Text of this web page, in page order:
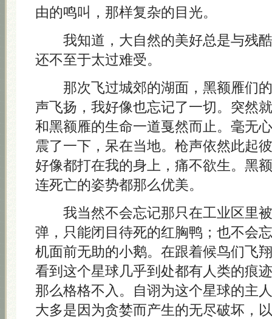
由的鸣叫，那样复杂的目光。
我知道，大自然的美好总是与残酷
还不至于太过难受。
那次飞过城郊的湖面，黑额雁们的
声飞扬，我好像也忘记了一切。突然
和黑额雁的生命一道戛然而止。毫无
震了一下，呆在当地。枪声依然此起
好像都打在我的身上，痛不欲生。黑
连死亡的姿势都那么优美。
我当然不会忘记那只在工业区里被
弹，只能闭目待死的红胸鸭；也不会
机面前无助的小鹅。在跟着候鸟们飞
看到这个星球几乎到处都有人类的痕
那么格格不入。自诩为这个星球的主
大多是因为贪婪而产生的无尽破坏，